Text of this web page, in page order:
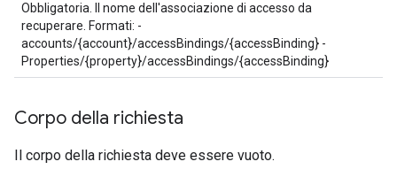
Obbligatoria. Il nome dell'associazione di accesso da
recuperare. Formati: -
accounts/{account}/accessBindings/{accessBinding} -
Properties/{property}/accessBindings/{accessBinding}
Corpo della richiesta
Il corpo della richiesta deve essere vuoto.